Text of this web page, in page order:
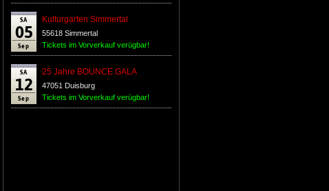
SA
05
Sep
Kulturgarten Simmertal
55618 Simmertal
Tickets im Vorverkauf verügbar!
SA
12
Sep
25 Jahre BOUNCE GALA
47051 Duisburg
Tickets im Vorverkauf verügbar!